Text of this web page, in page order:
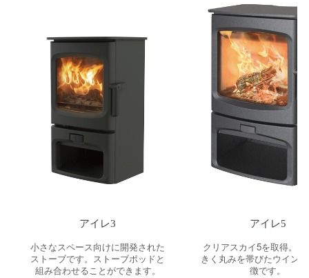
アイレ3
小さなスペース向けに開発された
ストーブです。ストーブポッドと
組み合わせることができます。
アイレ5
クリアスカイ5を取得。と
きく丸みを帯びたウイン
徴です。